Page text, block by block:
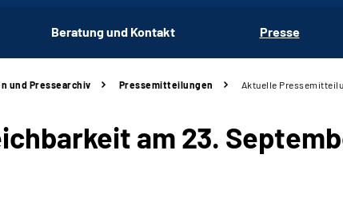
Beratung und Kontakt Presse
und Pressearchiv Pressemitteilungen Aktuelle
am 23.